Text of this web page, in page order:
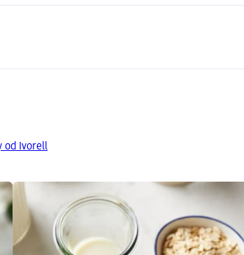
od Ivorell